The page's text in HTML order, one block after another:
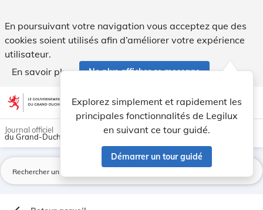
En poursuivant votre navigation vous acceptez que des
cookies soient utilisés afin d’améliorer votre expérience
utilisateur.
En savoir plus
Ne plus afficher ce message
Aller au contenu account_circle help Aide
Explorez simplement et rapidement les
principales fonctionnalités de Legilux
en suivant ce tour guidé.
Démarrer un tour guidé
light_mode dark_mode
Journal officiel
du Grand-Duché de Luxembourg